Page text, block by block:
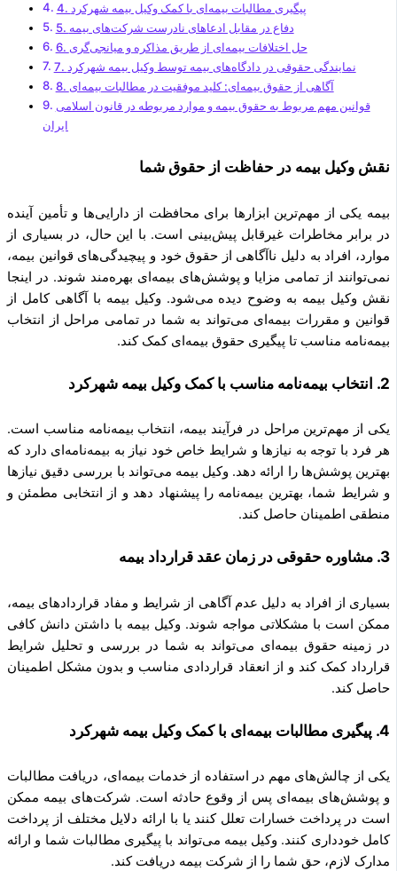
4. پیگیری مطالبات بیمه‌ای با کمک وکیل بیمه شهرکرد
5. دفاع در مقابل ادعاهای نادرست شرکت‌های بیمه
6. حل اختلافات بیمه‌ای از طریق مذاکره و میانجی‌گری
7. نمایندگی حقوقی در دادگاه‌های بیمه توسط وکیل بیمه شهرکرد
8. آگاهی از حقوق بیمه‌ای: کلید موفقیت در مطالبات بیمه‌ای
قوانین مهم مربوط به حقوق بیمه و موارد مربوطه در قانون اسلامی
ایران
نقش وکیل بیمه در حفاظت از حقوق شما
بیمه یکی از مهم‌ترین ابزارها برای محافظت از دارایی‌ها و تأمین آینده
در برابر مخاطرات غیرقابل پیش‌بینی است. با این حال، در بسیاری از
موارد، افراد به دلیل ناآگاهی از حقوق خود و پیچیدگی‌های قوانین بیمه،
نمی‌توانند از تمامی مزایا و پوشش‌های بیمه‌ای بهره‌مند شوند. در اینجا
نقش وکیل بیمه به وضوح دیده می‌شود. وکیل بیمه با آگاهی کامل از
قوانین و مقررات بیمه‌ای می‌تواند به شما در تمامی مراحل از انتخاب
بیمه‌نامه مناسب تا پیگیری حقوق بیمه‌ای کمک کند.
2. انتخاب بیمه‌نامه مناسب با کمک وکیل بیمه شهرکرد
یکی از مهم‌ترین مراحل در فرآیند بیمه، انتخاب بیمه‌نامه مناسب است.
هر فرد با توجه به نیازها و شرایط خاص خود نیاز به بیمه‌نامه‌ای دارد که
بهترین پوشش‌ها را ارائه دهد. وکیل بیمه می‌تواند با بررسی دقیق نیازها
و شرایط شما، بهترین بیمه‌نامه را پیشنهاد دهد و از انتخابی مطمئن و
منطقی اطمینان حاصل کند.
3. مشاوره حقوقی در زمان عقد قرارداد بیمه
بسیاری از افراد به دلیل عدم آگاهی از شرایط و مفاد قراردادهای بیمه،
ممکن است با مشکلاتی مواجه شوند. وکیل بیمه با داشتن دانش کافی
در زمینه حقوق بیمه‌ای می‌تواند به شما در بررسی و تحلیل شرایط
قرارداد کمک کند و از انعقاد قراردادی مناسب و بدون مشکل اطمینان
حاصل کند.
4. پیگیری مطالبات بیمه‌ای با کمک وکیل بیمه شهرکرد
یکی از چالش‌های مهم در استفاده از خدمات بیمه‌ای، دریافت مطالبات
و پوشش‌های بیمه‌ای پس از وقوع حادثه است. شرکت‌های بیمه ممکن
است در پرداخت خسارات تعلل کنند یا با ارائه دلایل مختلف از پرداخت
کامل خودداری کنند. وکیل بیمه می‌تواند با پیگیری مطالبات شما و ارائه
مدارک لازم، حق شما را از شرکت بیمه دریافت کند.